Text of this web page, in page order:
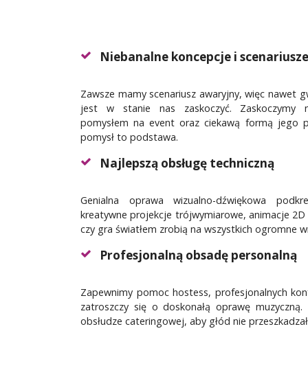
Niebanalne koncepcje i scenariusze
Zawsze mamy scenariusz awaryjny, więc nawet
jest w stanie nas zaskoczyć. Zaskoczymy
pomysłem na event oraz ciekawą formą jego
pomysł to podstawa.
Najlepszą obsługę techniczną
Genialna oprawa wizualno-dźwiękowa
kreatywne projekcje trójwymiarowe, animacje
czy gra światłem zrobią na wszystkich ogromne
Profesjonalną obsadę personalną
Zapewnimy pomoc hostess, profesjonalnych
zatroszczy się o doskonałą oprawę
obsłudze cateringowej, aby głód nie